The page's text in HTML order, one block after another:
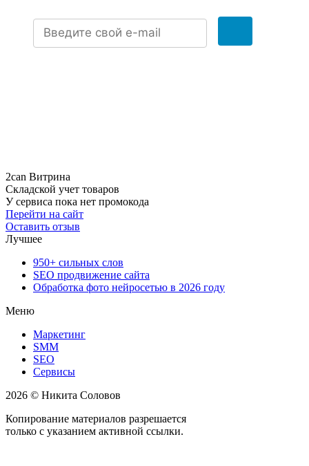
2can Витрина
Складской учет товаров
У сервиса пока нет промокода
Перейти на сайт
Оставить отзыв
Лучшее
950+ сильных слов
SEO продвижение сайта
Обработка фото нейросетью в 2026 году
Меню
Маркетинг
SMM
SEO
Сервисы
2026 © Никита Соловов
Копирование материалов разрешается
только с указанием активной ссылки.